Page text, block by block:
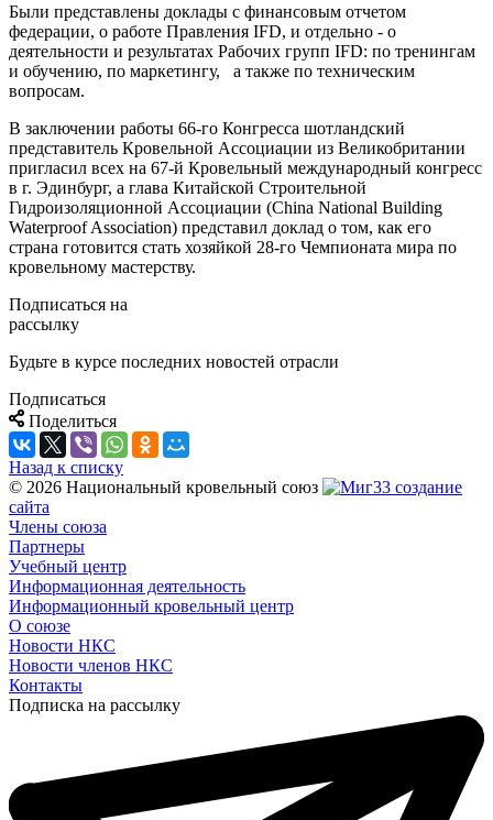
Были представлены доклады с финансовым отчетом
федерации, о работе Правления IFD, и отдельно - о
деятельности и результатах Рабочих групп IFD: по тренингам
и обучению, по маркетингу, а также по техническим
вопросам.
В заключении работы 66-го Конгресса шотландский
представитель Кровельной Ассоциации из Великобритании
пригласил всех на 67-й Кровельный международный конгресс
в г. Эдинбург, а глава Китайской Строительной
Гидроизоляционной Ассоциации (China National Building
Waterproof Association) представил доклад о том, как его
страна готовится стать хозяйкой 28-го Чемпионата мира по
кровельному мастерству.
Подписаться на
рассылку
Будьте в курсе последних новостей отрасли
Подписаться
Поделиться
Назад к списку
© 2026 Национальный кровельный союз
создание
сайта
Члены союза
Партнеры
Учебный центр
Информационная деятельность
Информационный кровельный центр
О союзе
Новости НКС
Новости членов НКС
Контакты
Подписка на рассылку